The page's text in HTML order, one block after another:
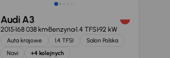
Audi A3
2015168 038 kmBenzyna1.4 TFSI92 kW
Auta krajowe 1.4 TFSI
Salon Polska
Navi
+4 kolejnych